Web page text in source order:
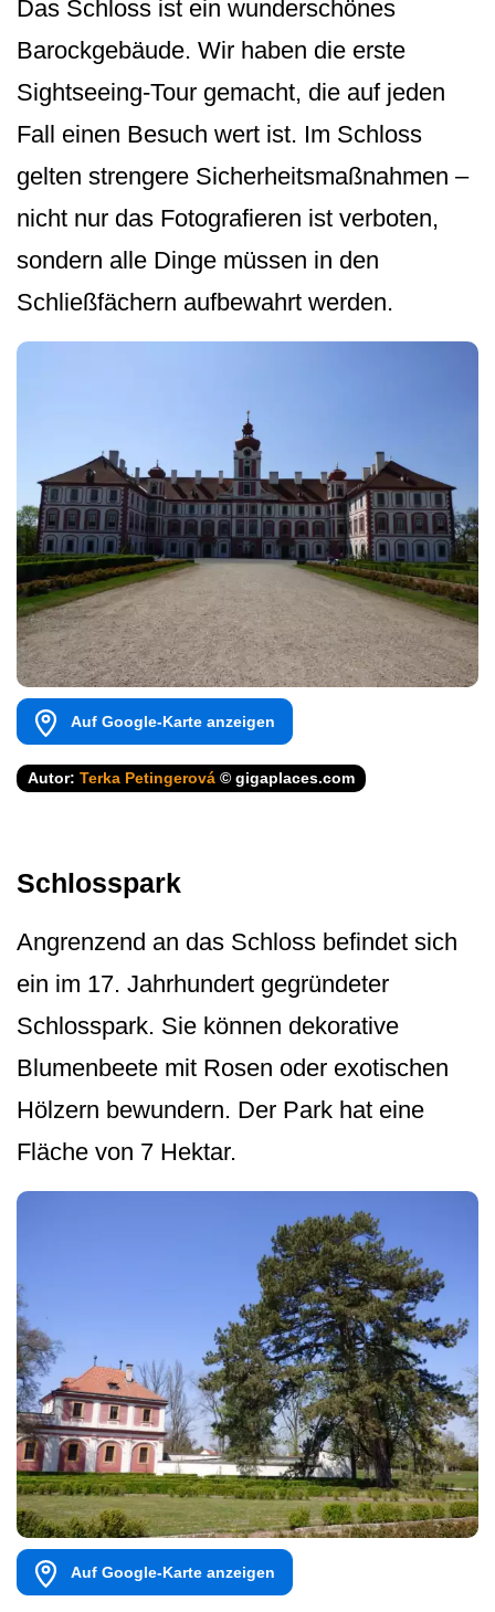
Das Schloss ist ein wunderschönes
Barockgebäude. Wir haben die erste
Sightseeing-Tour gemacht, die auf jeden
Fall einen Besuch wert ist. Im Schloss
gelten strengere Sicherheitsmaßnah­men –
nicht nur das Fotografieren ist verboten,
sondern alle Dinge müssen in den
Schließfächern aufbewahrt werden.
Auf Google-Karte anzeigen
Autor: Terka Petingerová © gigaplaces.com
Schlosspark
Angrenzend an das Schloss befindet sich
ein im 17. Jahrhundert gegründeter
Schlosspark. Sie können dekorative
Blumenbeete mit Rosen oder exotischen
Hölzern bewundern. Der Park hat eine
Fläche von 7 Hektar.
Auf Google-Karte anzeigen